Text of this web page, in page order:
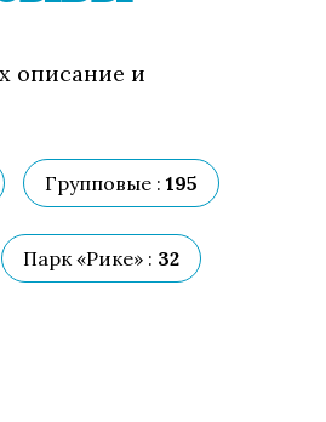
описание и
Групповые : 195
Парк «Рике» : 32